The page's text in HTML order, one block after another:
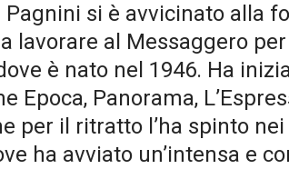
si è avvicinato alla
lavorare al Messaggero
è nato nel 1946. Ha
Epoca, Panorama,
per il ritratto l’ha spinto
ha avviato un’intensa e